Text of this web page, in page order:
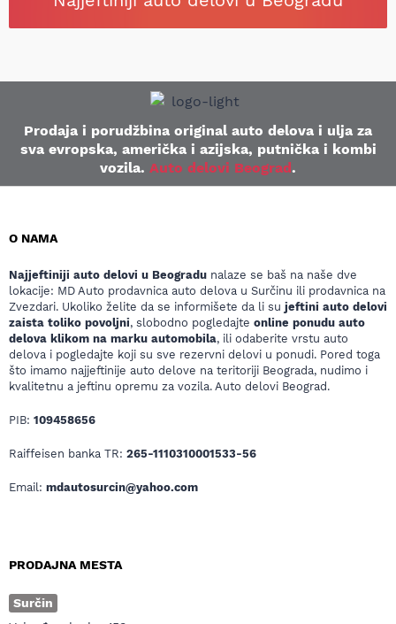
Prodaja i porudžbina original auto delova i ulja za
sva evropska, američka i azijska, putnička i kombi
vozila. Auto delovi Beograd.
O NAMA
Najjeftiniji auto delovi u Beogradu nalaze se baš na naše dve
lokacije: MD Auto prodavnica auto delova u Surčinu ili prodavnica na
Zvezdari. Ukoliko želite da se informišete da li su jeftini auto delovi
zaista toliko povoljni, slobodno pogledajte online ponudu auto
delova klikom na marku automobila, ili odaberite vrstu auto
delova i pogledajte koji su sve rezervni delovi u ponudi. Pored toga
što imamo najjeftinije auto delove na teritoriji Beograda, nudimo i
kvalitetnu a jeftinu opremu za vozila. Auto delovi Beograd.
PIB: 109458656
Raiffeisen banka TR: 265-1110310001533-56
Email: mdautosurcin@yahoo.com
PRODAJNA MESTA
Surčin